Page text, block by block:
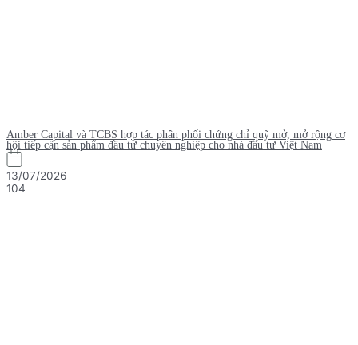
Amber Capital và TCBS hợp tác phân phối chứng chỉ quỹ mở, mở rộng cơ
hội tiếp cận sản phẩm đầu tư chuyên nghiệp cho nhà đầu tư Việt Nam
13/07/2026
104